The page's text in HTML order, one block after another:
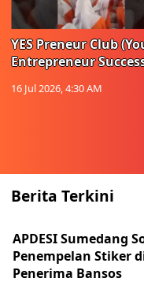
YES Preneur Club
Entrepreneur
16 Jul 2026, 4:30 AM
Berita Terkini
APDESI Sumedang
Penempelan Stiker
Penerima Bansos